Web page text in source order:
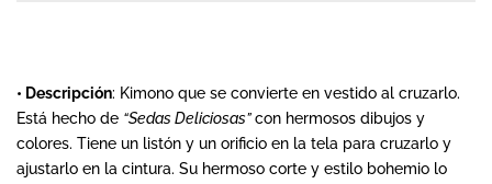
Etsy for U.S.
• Descripción: Kimono que se convierte en vestido al cruzarlo.
Está hecho de “Sedas Deliciosas”con hermosos dibujos y
colores. Tiene un listón y un orificio en la tela para cruzarlo y
ajustarlo en la cintura. Su hermoso corte y estilo bohemio lo